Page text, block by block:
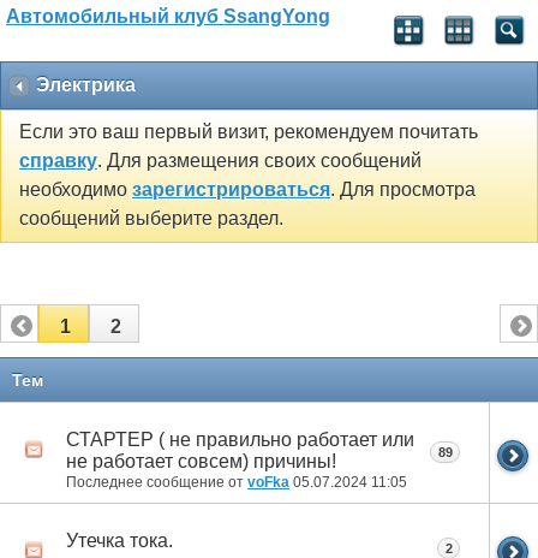
Автомобильный клуб SsangYong
Электрика
Если это ваш первый визит, рекомендуем почитать
справку. Для размещения своих сообщений
необходимо зарегистрироваться. Для просмотра
сообщений выберите раздел.
1 2
Тем
СТАРТЕР ( не правильно работает или
не работает совсем) причины!
Последнее сообщение от voFka 05.07.2024 11:05
89
Утечка тока. 2